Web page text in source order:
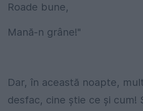
Roade bune,
Mană-n grâne!"
Dar, în această noapte,
desfac, cine ştie ce şi cum!